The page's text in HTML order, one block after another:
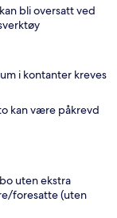
bli oversatt ved
i kontanter kreves
kan være påkrevd
uten ekstra
foresatte (uten